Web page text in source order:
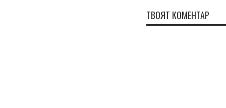
ТВОЯТ КОМЕНТАР